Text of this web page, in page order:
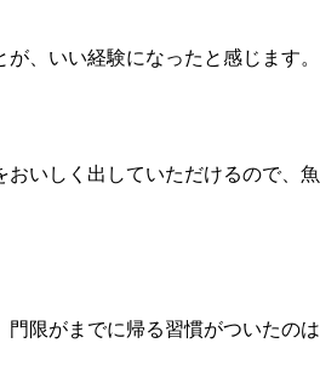
、いい経験になったと感じます。
いしく出していただけるので、魚
限がまでに帰る習慣がついたのは